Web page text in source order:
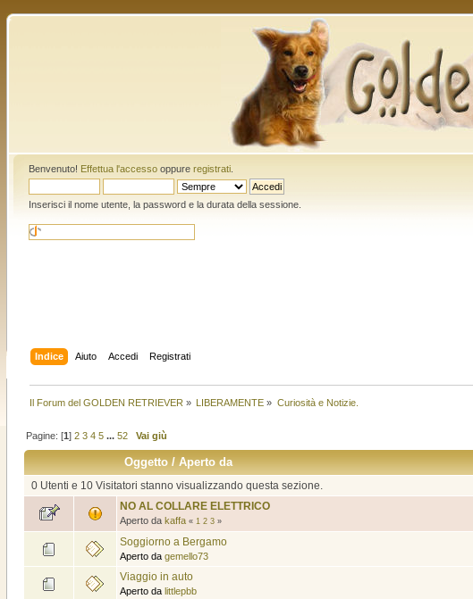
Benvenuto! Effettua l'accessooppure registrati.
Inserisci il nome utente, la password e la durata della sessione.
Indice Aiuto Accedi Registrati
Il Forum del GOLDEN RETRIEVER » LIBERAMENTE » Curiosità e Notizie.
Pagine: [1] 2 3 4 5 ... 52 Vai giù
Oggetto/Aperto da
0 Utenti e 10 Visitatori stanno visualizzando questa sezione.
NO AL COLLARE ELETTRICO
Aperto da kaffa « 1 2 3»
Soggiorno a Bergamo
Aperto da gemello73
Viaggio in auto
Aperto da littlepbb